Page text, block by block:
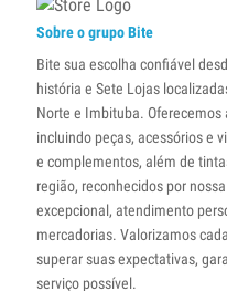
Sobre o grupo Bite
Bite sua escolha confiável
história e Sete Lojas
Norte e Imbituba.
incluindo peças, acessórios e
e complementos, além de
região, reconhecidos por
excepcional, atendimento
mercadorias. Valorizamos
superar suas expectativas,
serviço possível.